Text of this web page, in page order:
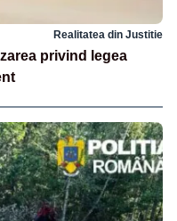
Realitatea din Justitie
privind legea